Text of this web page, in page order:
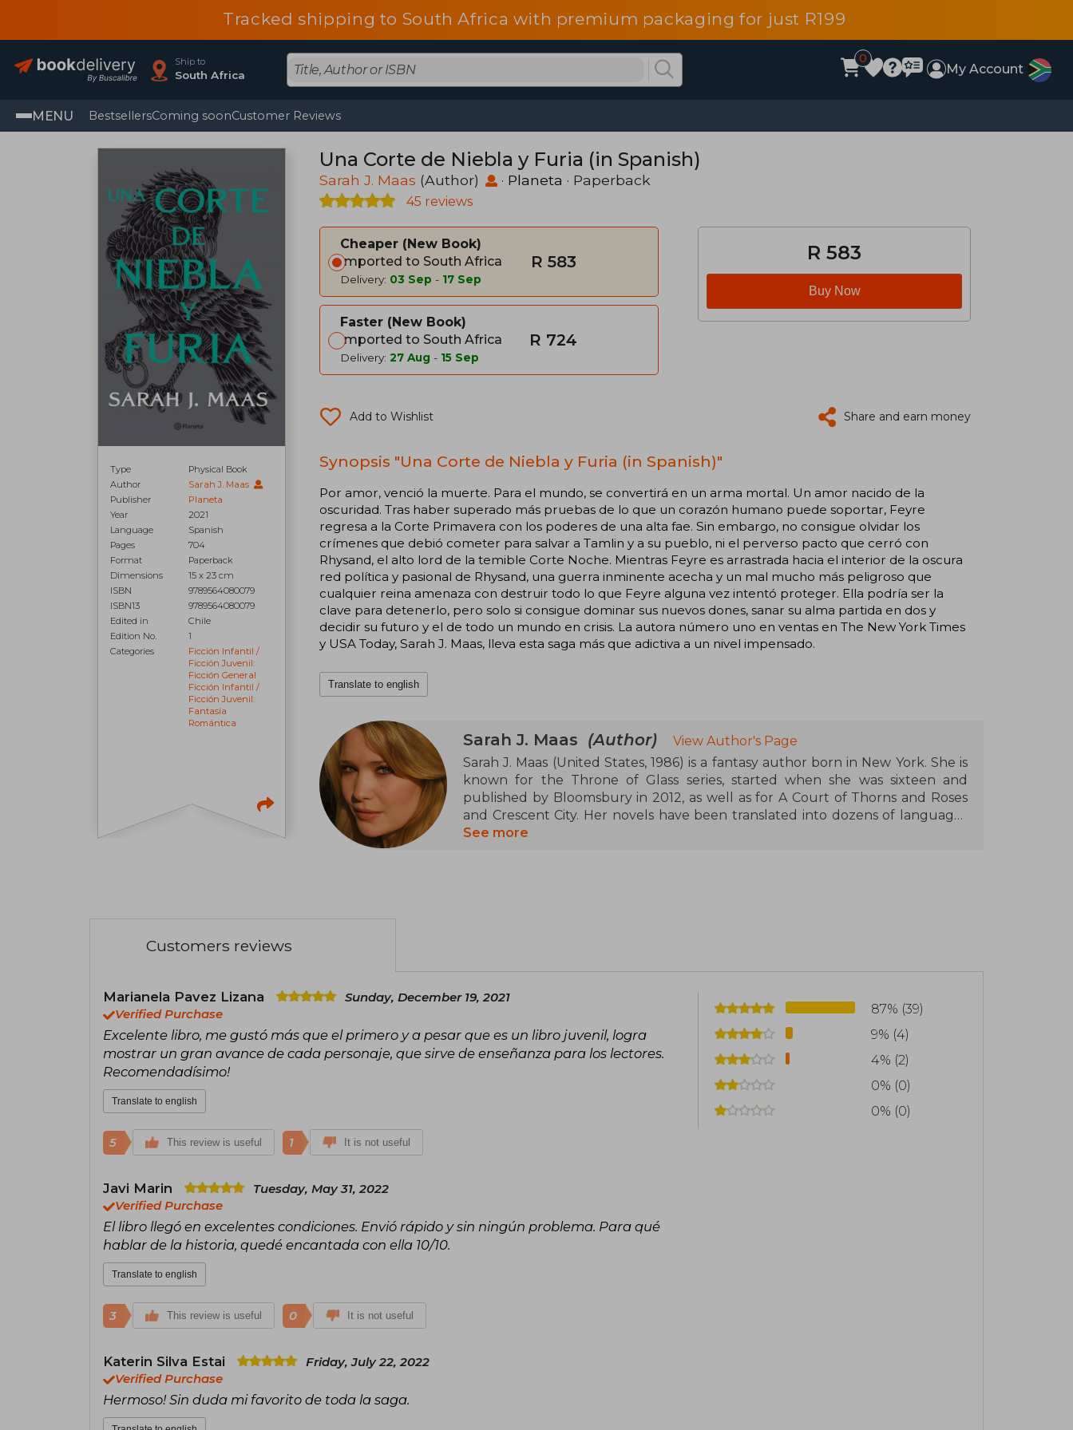
Tracked shipping to South Africa with premium packaging for just R199
Ship to
South Africa
0
My Account
MENU BestsellersComing soonCustomer Reviews
Type
Physical Book
Author
Sarah J. Maas
Publisher
Planeta
Year
2021
Language
Spanish
Pages
704
Format
Paperback
Dimensions
15 x 23 cm
ISBN
9789564080079
ISBN13
9789564080079
Edited in
Chile
Edition No.
1
Categories
Ficción Infantil /
Ficción Juvenil:
Ficción General
Ficción Infantil /
Ficción Juvenil:
Fantasía
Romántica
Una Corte de Niebla y Furia (in Spanish)
Sarah J. Maas (Author) · Planeta · Paperback
45 reviews
Cheaper
New Book
Imported to South Africa
Delivery: 03 Sep - 17 Sep
R 583
Faster
New Book
Imported to South Africa
Delivery: 27 Aug - 15 Sep
R 724
R 583
Buy Now
Add to Wishlist Share and earn money
Synopsis "Una Corte de Niebla y Furia (in Spanish)"
Por amor, venció la muerte. Para el mundo, se convertirá en un arma mortal. Un amor nacido de la
oscuridad. Tras haber superado más pruebas de lo que un corazón humano puede soportar, Feyre
regresa a la Corte Primavera con los poderes de una alta fae. Sin embargo, no consigue olvidar los
crímenes que debió cometer para salvar a Tamlin y a su pueblo, ni el perverso pacto que cerró con
Rhysand, el alto lord de la temible Corte Noche. Mientras Feyre es arrastrada hacia el interior de la oscura
red política y pasional de Rhysand, una guerra inminente acecha y un mal mucho más peligroso que
cualquier reina amenaza con destruir todo lo que Feyre alguna vez intentó proteger. Ella podría ser la
clave para detenerlo, pero solo si consigue dominar sus nuevos dones, sanar su alma partida en dos y
decidir su futuro y el de todo un mundo en crisis. La autora número uno en ventas en The New York Times
y USA Today, Sarah J. Maas, lleva esta saga más que adictiva a un nivel impensado.
Translate to english
Sarah J. Maas (Author)
View Author's Page
Sarah J. Maas (United States, 1986) is a fantasy author born in New York. She is
known for the Throne of Glass series, started when she was sixteen and
published by Bloomsbury in 2012, as well as for A Court of Thorns and Roses
and Crescent City. Her novels have been translated into dozens of languages
and have appeared on the New York Times bestseller lists. Maas is recognized
See more
Customers reviews
Marianela Pavez Lizana
Sunday, December 19, 2021
Verified Purchase
Excelente libro, me gustó más que el primero y a pesar que es un libro juvenil, logra
mostrar un gran avance de cada personaje, que sirve de enseñanza para los lectores.
Recomendadísimo!
Translate to english
5 This review is useful 1 It is not useful
Javi Marin
Tuesday, May 31, 2022
Verified Purchase
El libro llegó en excelentes condiciones. Envió rápido y sin ningún problema. Para qué
hablar de la historia, quedé encantada con ella 10/10.
Translate to english
3 This review is useful 0 It is not useful
Katerin Silva Estai
Friday, July 22, 2022
Verified Purchase
Hermoso! Sin duda mi favorito de toda la saga.
87% (39)
9% (4)
4% (2)
0% (0)
0% (0)